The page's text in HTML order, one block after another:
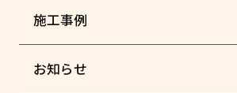
施工事例
お知らせ